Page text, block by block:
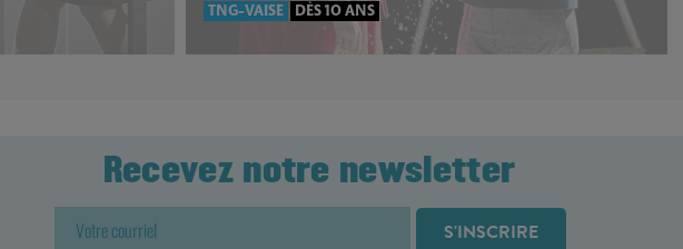
TNG-VAISE DÈS 10 ANS
Recevez notre newsletter